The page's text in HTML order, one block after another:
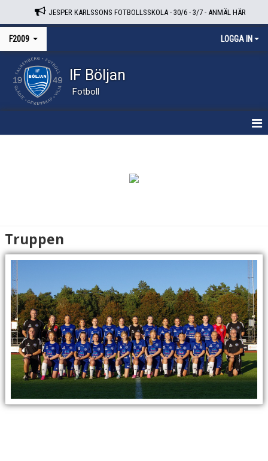
JESPER KARLSSONS FOTBOLLSSKOLA - 30/6 - 3/7 - ANMÄL HÄR
F2009 LOGGA IN
IF Böljan
Fotboll
BILDGALLERI
DOKUMENT
KONTAKT
MATCHER
Truppen